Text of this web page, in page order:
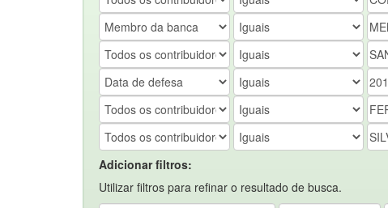
Adicionar filtros:
Utilizar filtros para refinar o resultado de busca.